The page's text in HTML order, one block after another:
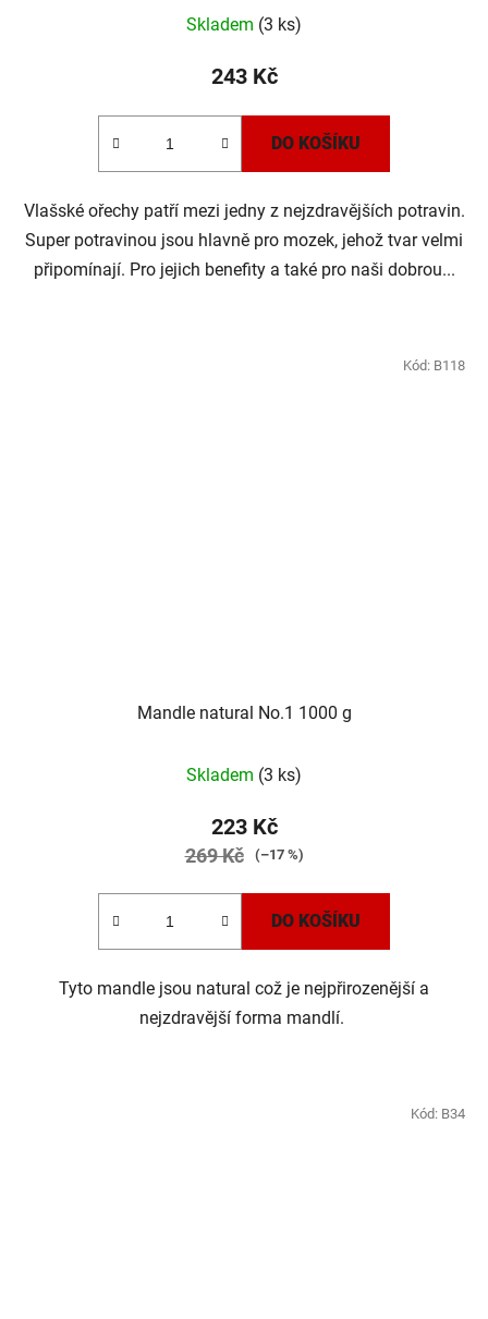
Skladem (3 ks)
243 Kč
DO KOŠÍKU
Vlašské ořechy patří mezi jedny z nejzdravějších potravin.
Super potravinou jsou hlavně pro mozek, jehož tvar velmi
připomínají. Pro jejich benefity a také pro naši dobrou...
Mandle natural No.1 1000 g
Skladem (3 ks)
223 Kč
269 Kč (–17 %)
DO KOŠÍKU
Tyto mandle jsou natural což je nejpřirozenější a
nejzdravější forma mandlí.
Kód: B118
Kód: B34